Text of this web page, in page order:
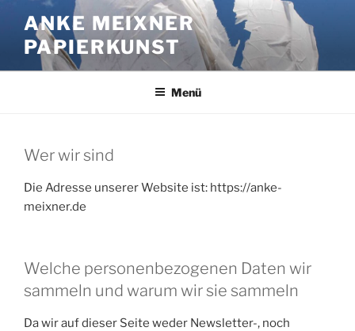
Inhalt
springen
ANKE MEIXNER
PAPIERKUNST
Menü
Wer wir sind
Die Adresse unserer Website ist: https://anke-
meixner.de
Welche personenbezogenen Daten wir
sammeln und warum wir sie sammeln
Da wir auf dieser Seite weder Newsletter-, noch